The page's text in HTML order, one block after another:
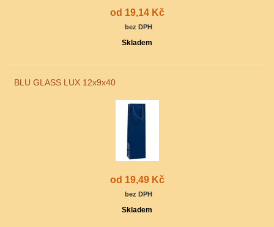
od 19,14 Kč
bez DPH
Skladem
BLU GLASS LUX 12x9x40
od 19,49 Kč
bez DPH
Skladem